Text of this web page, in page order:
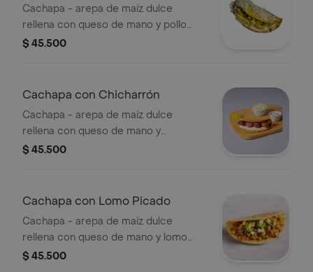
Cachapa - arepa de maíz dulce
rellena con queso de mano y pollo
desmechado.
$ 45.500
Cachapa con Chicharrón
Cachapa - arepa de maíz dulce
rellena con queso de mano y
chicharrón.
$ 45.500
Cachapa con Lomo Picado
Cachapa - arepa de maíz dulce
rellena con queso de mano y lomo
picado.
$ 45.500